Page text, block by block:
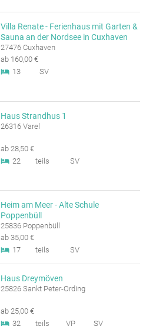
Villa Renate - Ferienhaus mit Garten &
Sauna an der Nordsee in Cuxhaven
27476 Cuxhaven
ab 160,00 €
13
SV
Haus Strandhus 1
26316 Varel
ab 28,50 €
22
teils SV
Heim am Meer - Alte Schule
Poppenbüll
25836 Poppenbüll
ab 35,00 €
17
teils SV
Haus Dreymöven
25826 Sankt Peter-Ording
ab 25,00 €
32
teils VP SV